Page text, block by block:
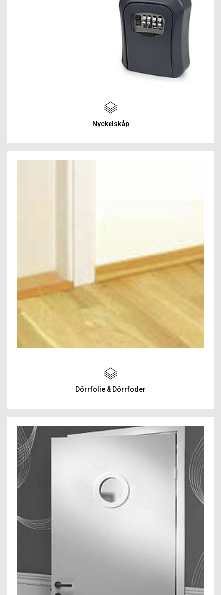
Nyckelskåp
Dörrfolie & Dörrfoder